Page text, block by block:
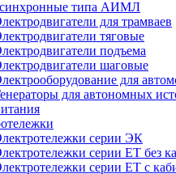
типа АИМЛ
для трамваев
тяговые
подъема
шаговые
для
для автономных
серии ЭК
серии ЕТ без
серии ЕТ с